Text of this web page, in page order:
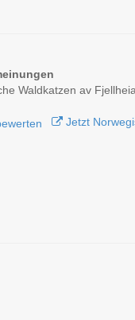
Waldkatzen av
Jetzt